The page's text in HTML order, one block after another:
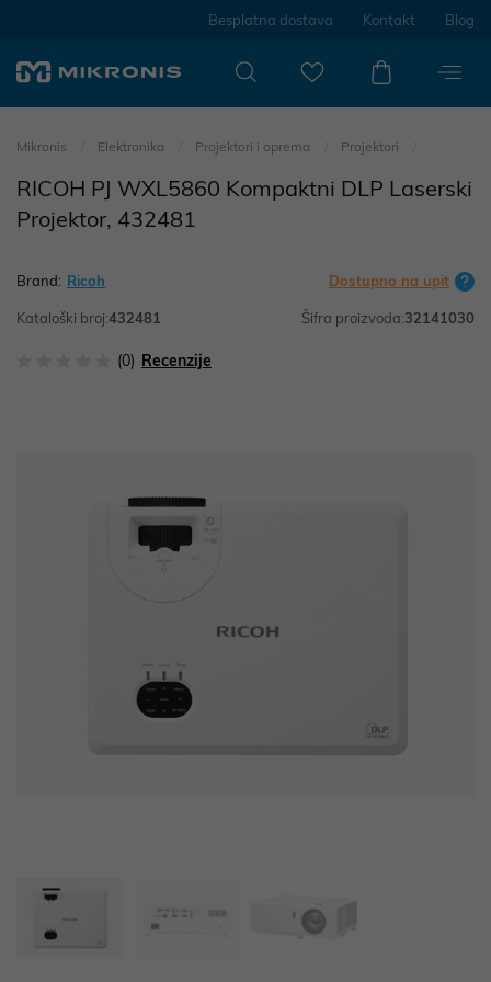
Besplatna dostava Kontakt Blog
Mikronis Elektronika Projektori i oprema Projektori
RICOH PJ WXL5860 Kompaktni DLP Laserski
Projektor, 432481
Brand: Ricoh Dostupno na upit
Kataloški broj:432481 Šifra proizvoda:32141030
(0) Recenzije